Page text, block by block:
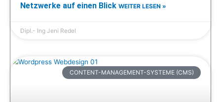
Netzwerke auf einen Blick WEITER LESEN »
Dipl.- Ing Jeni Redel
CONTENT-MANAGEMENT-SYSTEME (CMS)